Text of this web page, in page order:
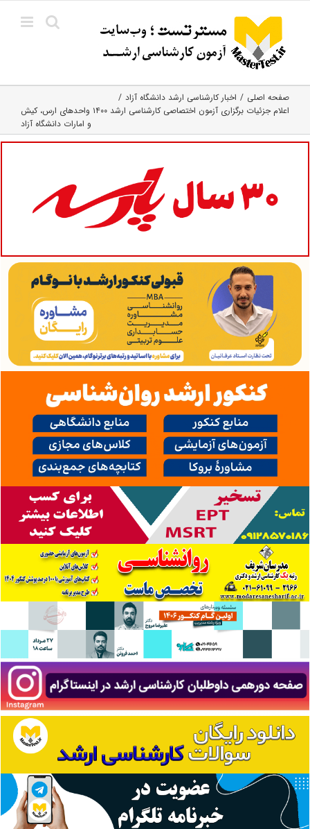
content
صفحه اصلی
اخبار کارشناسی ارشد دانشگاه آزاد
اعلام جزئیات برگزاری آزمون اختصاصی کارشناسی ارشد ۱۴۰۰ واحدهای ارس، کیش
و امارات دانشگاه آزاد